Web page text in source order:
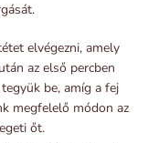
elvégezni, amely
az első percben
be, amíg a fej
megfelelő módon az
őt.